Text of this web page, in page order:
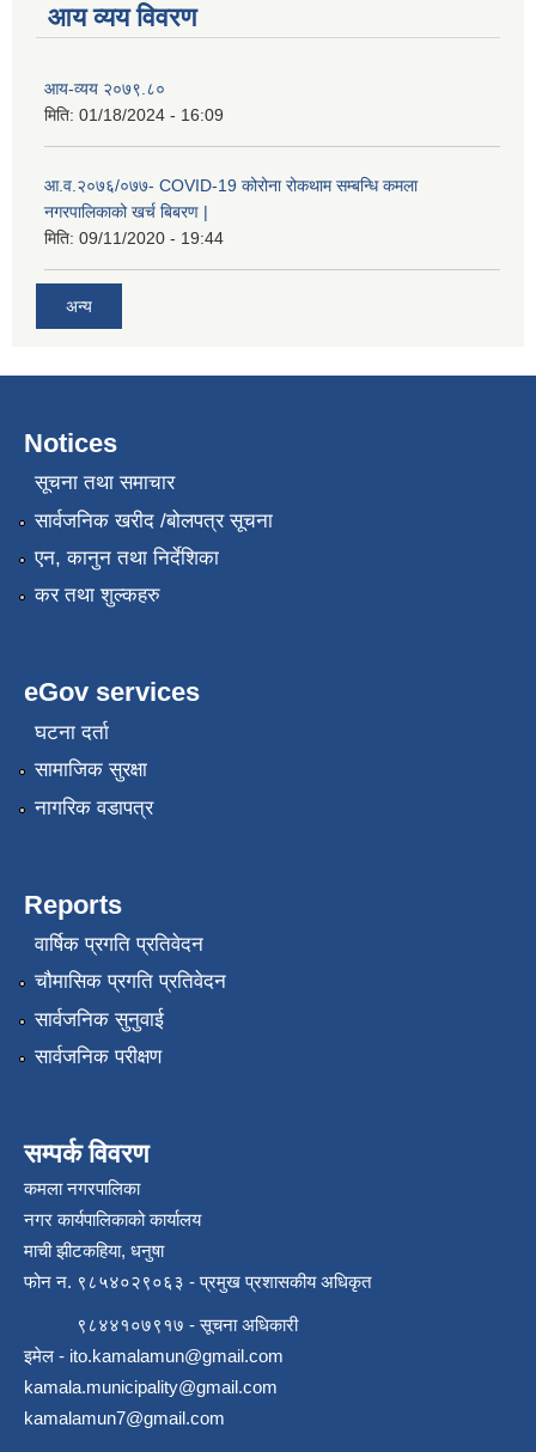
आय व्यय विवरण
आय-व्यय २०७९.८०
मिति: 01/18/2024 - 16:09
आ.व.२०७६/०७७- COVID-19 कोरोना रोकथाम सम्बन्धि कमला
नगरपालिकाको खर्च बिबरण |
मिति: 09/11/2020 - 19:44
अन्य
Notices
सूचना तथा समाचार
सार्वजनिक खरीद /बोलपत्र सूचना
एन, कानुन तथा निर्देशिका
कर तथा शुल्कहरु
eGov services
घटना दर्ता
सामाजिक सुरक्षा
नागरिक वडापत्र
Reports
वार्षिक प्रगति प्रतिवेदन
चौमासिक प्रगति प्रतिवेदन
सार्वजनिक सुनुवाई
सार्वजनिक परीक्षण
सम्पर्क विवरण
कमला नगरपालिका
नगर कार्यपालिकाको कार्यालय
माची झीटकहिया, धनुषा
फोन न‌. ९८५४०२९०६३ - प्रमुख प्रशासकीय अधिकृत
९८४४१०७९१७ - सूचना अधिकारी
इमेल - ito.kamalamun@gmail.com
kamala.municipality@gmail.com
kamalamun7@gmail.com